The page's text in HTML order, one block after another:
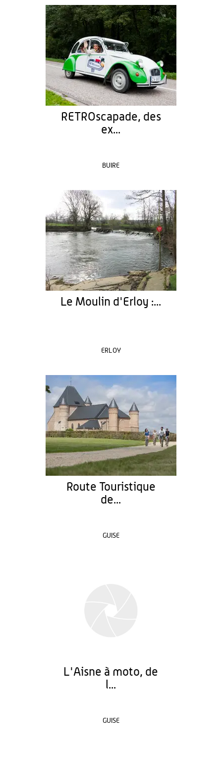
RETROscapade, des
ex...
BUIRE
Le Moulin d'Erloy :...
ERLOY
Route Touristique
de...
GUISE
L'Aisne à moto, de
l...
GUISE